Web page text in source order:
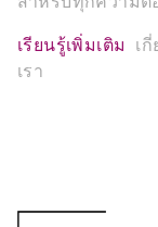
เรียนรู้เพิ่มเติม
เ
เรา